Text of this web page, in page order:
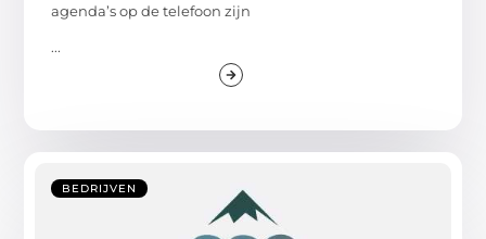
agenda’s op de telefoon zijn
...
BEDRIJVEN